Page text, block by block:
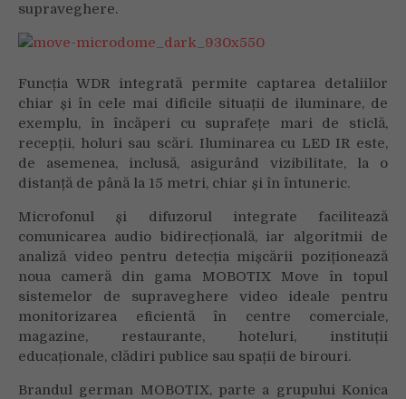
supraveghere.
Funcția WDR integrată permite captarea detaliilor
chiar și în cele mai dificile situații de iluminare, de
exemplu, în încăperi cu suprafețe mari de sticlă,
recepții, holuri sau scări. Iluminarea cu LED IR este,
de asemenea, inclusă, asigurând vizibilitate, la o
distanță de până la 15 metri, chiar și în întuneric.
Microfonul și difuzorul integrate facilitează
comunicarea audio bidirecțională, iar algoritmii de
analiză video pentru detecția mișcării poziționează
noua cameră din gama MOBOTIX Move în topul
sistemelor de supraveghere video ideale pentru
monitorizarea eficientă în centre comerciale,
magazine, restaurante, hoteluri, instituții
educaționale, clădiri publice sau spații de birouri.
Brandul german MOBOTIX, parte a grupului Konica